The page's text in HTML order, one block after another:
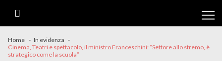
Home
In evidenza
Cinema, Teatri e spettacolo, il ministro Franceschini: “Settore allo stremo, è
strategico come la scuola”